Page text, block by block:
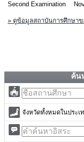
Second Examination
» ดูข้อมูลสถาบันการศึกษาข
ค้น
จังหวัดทั้งหมดในประ